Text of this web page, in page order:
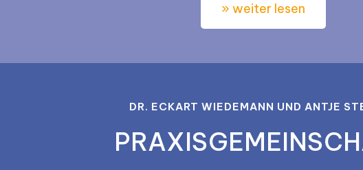
» weiter lesen
DR. ECKART WIEDEMANN UND ANTJE